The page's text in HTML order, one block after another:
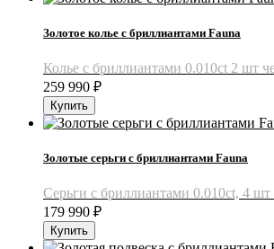
Золотое колье с бриллиантами Fauna
Колье с бриллиантами 0.010ct 2 шт
259 990 ₽
Золотые серьги с бриллиантами Fauna
Серьги с бриллиантами 0.010ct, 4
179 990 ₽